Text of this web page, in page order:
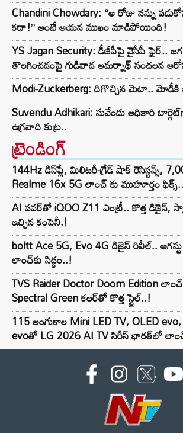
Chandini Chowdary: “ఆ రోజు నన్ను
కదా!” అంటే ఆయన ముఖం మాడిపోయింది!
YS Jagan Security: డీజీపీపై వైసీపీ ఫైర్..
తొలగించడంపై గుడివాడ అమర్నాథ్ సంచలన
Modi-Zuckerberg: దిగొచ్చిన మెటా.. మోడీకి
Suvendu Adhikari: సువేందు అధికారి
ఉగ్రవాది కుట్ర..
ట్రెండింగ్‌
144Hz డిస్‌ప్లే, మిలిటరీ-గ్రేడ్ షాక్ రెసిస్టన్స్,
Realme 16x 5G లాంచ్ కు ముహూర్తం
AI పవర్‌తో iQOO Z11 ఎంట్రీ.. కొత్త డిజైన్,
ఇచ్చిన కంపెనీ.!
boltt Ace 5G, Evo 4G డిజైన్ రివీల్..
లాంచ్‌కు సిద్ధం..!
TVS Raider Doctor Doom Edition
Spectral Green కలర్‌తో కొత్త స్టైల్..!
115 అంగుళాల Mini LED TV, OLED
evoతో LG 2026 AI TV సిరీస్ భారత్‌లో